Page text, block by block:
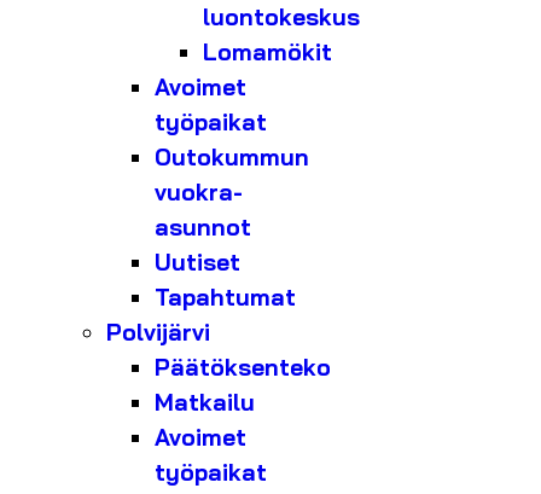
luontokeskus
Lomamökit
Avoimet
työpaikat
Outokummun
vuokra-
asunnot
Uutiset
Tapahtumat
Polvijärvi
Päätöksenteko
Matkailu
Avoimet
työpaikat